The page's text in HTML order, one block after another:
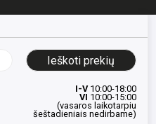
I-V10:00-18:00
VI 10:00-15:00
(vasaros laikotarpiu
šeštadieniais nedirbame)